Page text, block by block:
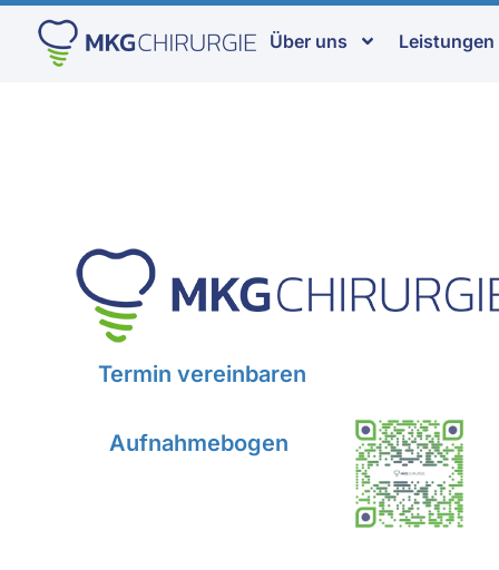
Über uns Leistungen
Termin vereinbaren
Aufnahmebogen